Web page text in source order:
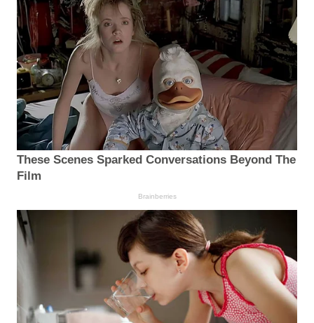
These Scenes Sparked Conversations Beyond The
Film
Brainberries